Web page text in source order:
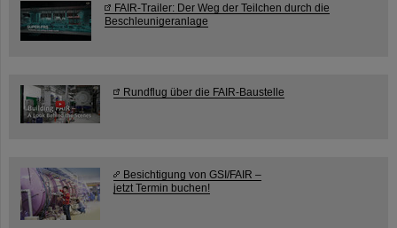
FAIR-Trailer: Der Weg der Teilchen durch die
Beschleunigeranlage
Rundflug über die FAIR-Baustelle
Besichtigung von GSI/FAIR –
jetzt Termin buchen!